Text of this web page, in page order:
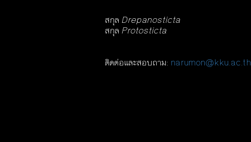
สกุล Drepanosticta
สกุล Protosticta
ติดต่อและสอบถาม: narumon@kku.ac.th